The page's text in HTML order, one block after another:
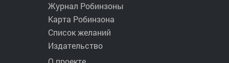
Журнал Робинзоны
Карта Робинзона
Список желаний
Издательство